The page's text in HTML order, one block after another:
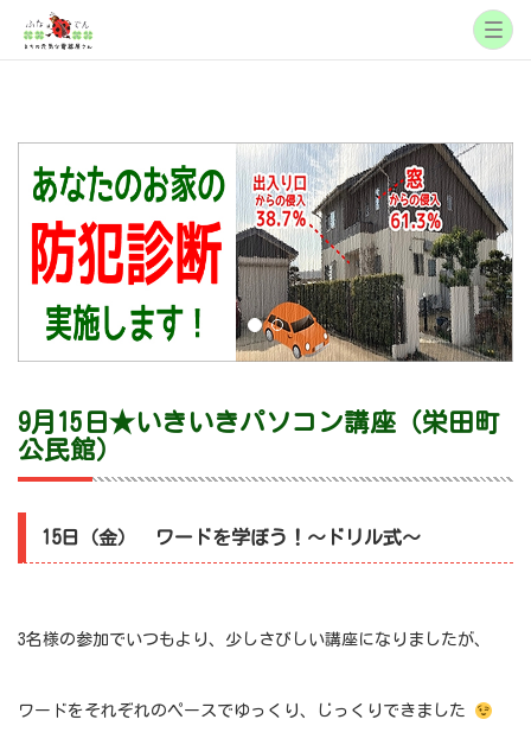
9月15日★いきいきパソコン講座（栄田町
公民館）
15日（金） ワードを学ぼう！～ドリル式～
3名様の参加でいつもより、少しさびしい講座になりましたが、
ワードをそれぞれのペースでゆっくり、じっくりできました